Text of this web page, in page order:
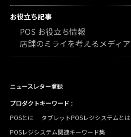
お役立ち記事
POS お役立ち情報
店舗のミライを考えるメディア
ニュースレター登録
プロダクトキーワード :
POSとは
タブレットPOSレジシステムとは
POSレジシステム関連キーワード集